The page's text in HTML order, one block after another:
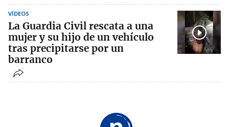
VÍDEOS
La Guardia Civil rescata a una
mujer y su hijo de un vehículo
tras precipitarse por un
barranco